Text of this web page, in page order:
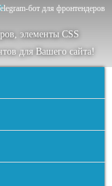
бот для фронтендеров
, элементы CSS
для Вашего сайта!